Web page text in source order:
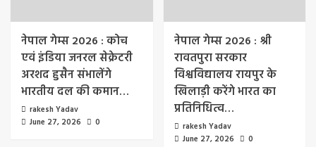
नेपाल गेम्स 2026 : कोच
एवं इंडिया जनरल सेक्रेटरी
अरशद हुसैन संभालेंगे
भारतीय दल की कमान…
rakesh Yadav
June 27, 2026
0
नेपाल गेम्स 2026 : श्री
रावतपुरा सरकार
विश्वविद्यालय रायपुर के
खिलाड़ी करेंगे भारत का
प्रतिनिधित्व…
rakesh Yadav
June 27, 2026
0